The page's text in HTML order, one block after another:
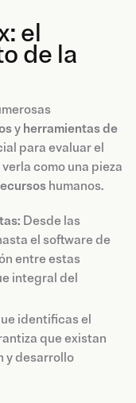
el
de la
y herramientas de
para evaluar el
como una pieza
humanos.
Desde las
el software de
entre estas
integral del
identificas el
que existan
y desarrollo